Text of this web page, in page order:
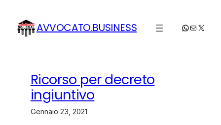
contenutoAVVOCATO.BUSINESS WhatsApp
Email
X
Ricorso per decreto
ingiuntivo
Gennaio 23, 2021